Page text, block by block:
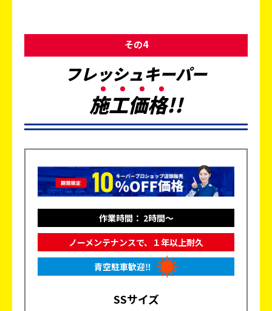
その4
フレッシュキーパー
施工価格!!
作業時間： 2時間～
ノーメンテナンスで、１年以上耐久
青空駐車歓迎‼
SSサイズ